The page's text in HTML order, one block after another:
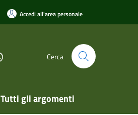
Accedi all'area personale
Cerca
Tutti gli argomenti